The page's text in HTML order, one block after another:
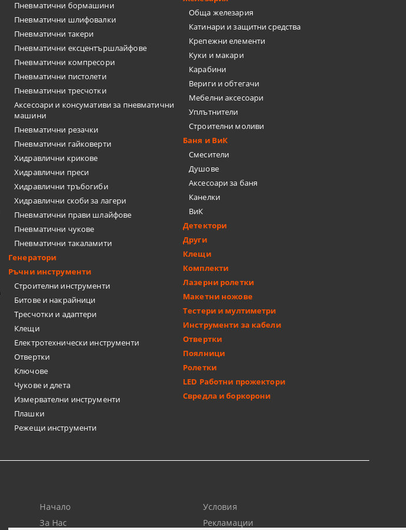
Пневматични бормашини
Пневматични шлифовалки
Пневматични такери
Пневматични ексцентършлайфове
Пневматични компресори
Пневматични пистолети
Пневматични тресчотки
Аксесоари и консумативи за пневматични
машини
Пневматични резачки
Пневматични гайковерти
Хидравлични крикове
Хидравлични преси
Хидравлични тръбогиби
Хидравлични скоби за лагери
Пневматични прави шлайфове
Пневматични чукове
Пневматични такаламити
Генератори
Ръчни инструменти
Строителни инструменти
Битове и накрайници
Тресчотки и адаптери
Клещи
Електротехнически инструменти
Отвертки
Ключове
Чукове и длета
Измервателни инструменти
Плашки
Режещи инструменти
Обща железария
Катинари и защитни средства
Крепежни елементи
Куки и макари
Карабини
Вериги и обтегачи
Мебелни аксесоари
Уплътнители
Строителни моливи
Баня и ВиК
Смесители
Душове
Аксесоари за баня
Канелки
ВиК
Детектори
Други
Клещи
Комплекти
Лазерни ролетки
Макетни ножове
Тестери и мултиметри
Инструменти за кабели
Отвертки
Поялници
Ролетки
LED Работни прожектори
Свредла и боркорони
Начало
За Нас
Условия
Рекламации